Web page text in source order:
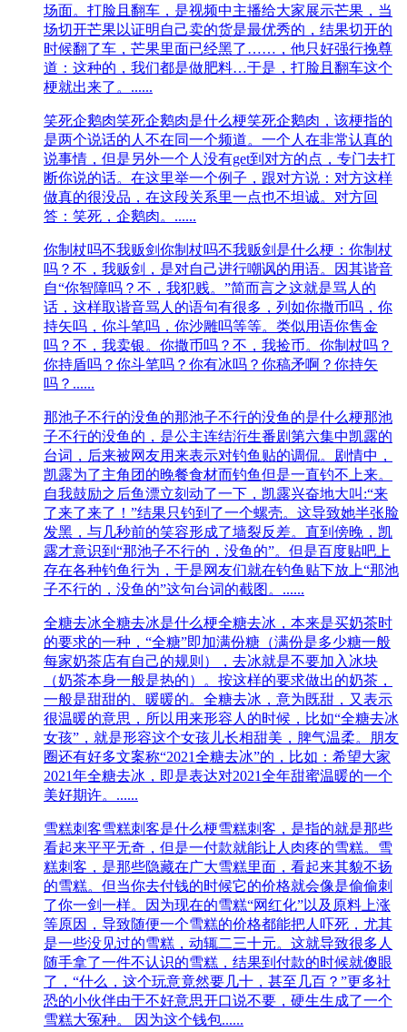
场面。‌‌‌‌‌‌‌‌‌‌‌打脸且翻车，是视频中主播给大家展示芒果，当
场切开芒果以证明自己卖的货是最优秀的，结果切开的
时候翻了车，芒果里面已经黑了……，他只好强行挽尊
道：这种的，我们都是做肥料…于是，打脸且翻车这个
梗就出来了。......
笑死企鹅肉笑死企鹅肉是什么梗笑死企鹅肉，该梗指的
是两个说话的人不在同一个频道。一个人在非常认真的
说事情，但是另外一个人没有get到对方的点，专门去打
断你说的话。在这里举一个例子，跟对方说：对方这样
做真的很没品，在这段关系里一点也不坦诚。对方回
答：笑死，企鹅肉。......
你制杖吗不我贩剑你制杖吗不我贩剑是什么梗：你制杖
吗？不，我贩剑，是对自己进行嘲讽的用语。因其谐音
自“你智障吗？不，我犯贱。”简而言之这就是骂人的
话，这样取谐音骂人的语句有很多，列如你撒币吗，你
持矢吗，你斗笔吗，你沙雕吗等等。类似用语你售金
吗？不，我卖银。你撒币吗？不，我捡币。你制杖吗？
你持盾吗？你斗笔吗？你有冰吗？你稿矛啊？你持矢
吗？......
那池子不行的没鱼的那池子不行的没鱼的是什么梗那池
子不行的没鱼的，是公主连结洐生番剧第六集中凯露的
台词，后来被网友用来表示对钓鱼贴的调侃。剧情中，
凯露为了主角团的晚餐食材而钓鱼但是一直钓不上来。
自我鼓励之后鱼漂立刻动了一下，凯露兴奋地大叫:“来
了来了来了！”结果只钓到了一个螺壳。这导致她半张脸
发黑，与几秒前的笑容形成了墙裂反差。直到傍晚，凯
露才意识到“那池子不行的，没鱼的”。但是百度贴吧上
存在各种钓鱼行为，于是网友们就在钓鱼贴下放上“那池
子不行的，没鱼的”这句台词的截图。......
全糖去冰全糖去冰是什么梗全糖去冰，本来是买奶茶时
的要求的一种，“全糖”即加满份糖（满份是多少糖一般
每家奶茶店有自己的规则），去冰就是不要加入冰块
（奶茶本身一般是热的）。按这样的要求做出的奶茶，
一般是甜甜的、暖暖的。全糖去冰，意为既甜，又表示
很温暖的意思，所以用来形容人的时候，比如“全糖去冰
女孩”，就是形容这个女孩儿长相甜美，脾气温柔。朋友
圈还有好多文案称“2021全糖去冰”的，比如：希望大家
2021年全糖去冰，即是表达对2021全年甜蜜温暖的一个
美好期许。......
雪糕刺客雪糕刺客是什么梗雪糕刺客，是指的就是那些
看起来平平无奇，但是一付款就能让人肉疼的雪糕。雪
糕刺客，是那些隐藏在广大雪糕里面，看起来其貌不扬
的雪糕。但当你去付钱的时候它的价格就会像是偷偷刺
了你一剑一样。因为现在的雪糕“网红化”以及原料上涨
等原因，导致随便一个雪糕的价格都能把人吓死，尤其
是一些没见过的雪糕，动辄二三十元。这就导致很多人
随手拿了一件不认识的雪糕，结果到付款的时候就傻眼
了，“什么，这个玩意竟然要几十，甚至几百？”更多社
恐的小伙伴由于不好意思开口说不要，硬生生成了一个
雪糕大冤种。 因为这个钱包......